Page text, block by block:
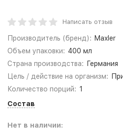
Написать отзыв
Производитель (бренд): Maxler
Объем упаковки: 400 мл
Страна производства:
Германия
Цель / действие на организм:
Количество порций: 1
Состав
Нет в наличии: